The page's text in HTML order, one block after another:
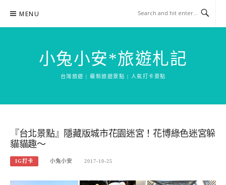
content
MENU
小兔小安*旅遊札記
台灣旅遊 | 最新旅遊景點 | 人氣打卡景點
『台北景點』隱藏版城市花園迷宮！花博綠色迷宮躲
貓貓趣～
IG打卡 小兔小安 2017-10-25